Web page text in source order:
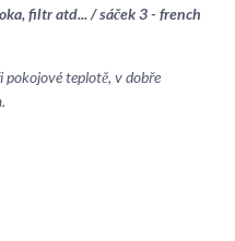
filtr atd... / sáček 3 - french
pokojové teplotě, v dobře